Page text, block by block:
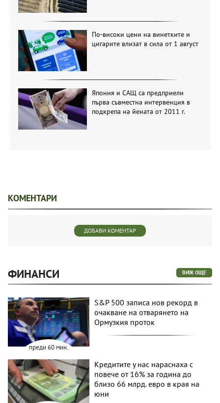
По-високи цени на винетките и
цигарите влизат в сила от 1 август
Япония и САЩ са предприели
първа съвместна интервенция в
подкрепа на йената от 2011 г.
КОМЕНТАРИ
ДОБАВИ КОМЕНТАР
ФИНАНСИ ВИЖ ОЩЕ
преди 60 мин.
S&P 500 записа нов рекорд в
очакване на отварянето на
Ормузкия проток
Кредитите у нас нараснаха с
повече от 16% за година до
близо 66 млрд. евро в края на
юни